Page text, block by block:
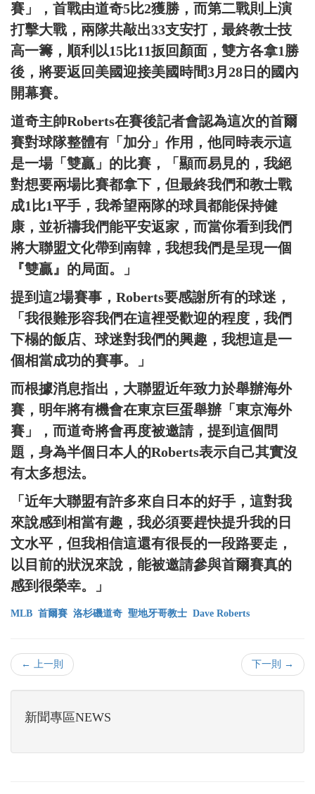
賽」，首戰由道奇5比2獲勝，而第二戰則上演
打擊大戰，兩隊共敲出33支安打，最終教士技
高一籌，順利以15比11扳回顏面，雙方各拿1勝
後，將要返回美國迎接美國時間3月28日的國內
開幕賽。
道奇主帥Roberts在賽後記者會認為這次的首爾
賽對球隊整體有「加分」作用，他同時表示這
是一場「雙贏」的比賽，「顯而易見的，我絕
對想要兩場比賽都拿下，但最終我們和教士戰
成1比1平手，我希望兩隊的球員都能保持健
康，並祈禱我們能平安返家，而當你看到我們
將大聯盟文化帶到南韓，我想我們是呈現一個
『雙贏』的局面。」
提到這2場賽事，Roberts要感謝所有的球迷，
「我很難形容我們在這裡受歡迎的程度，我們
下榻的飯店、球迷對我們的興趣，我想這是一
個相當成功的賽事。」
而根據消息指出，大聯盟近年致力於舉辦海外
賽，明年將有機會在東京巨蛋舉辦「東京海外
賽」，而道奇將會再度被邀請，提到這個問
題，身為半個日本人的Roberts表示自己其實沒
有太多想法。
「近年大聯盟有許多來自日本的好手，這對我
來說感到相當有趣，我必須要趕快提升我的日
文水平，但我相信這還有很長的一段路要走，
以目前的狀況來說，能被邀請參與首爾賽真的
感到很榮幸。」
MLB 首爾賽 洛杉磯道奇 聖地牙哥教士 Dave Roberts
← 上一則 下一則 →
新聞專區NEWS